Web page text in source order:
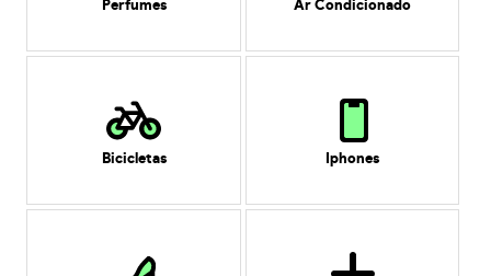
Perfumes Ar Condicionado
Bicicletas Iphones